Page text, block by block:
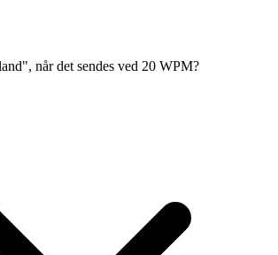
når det sendes ved 20 WPM?